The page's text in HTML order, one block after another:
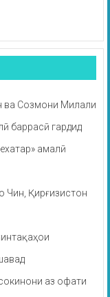
ва Созмони Милали
баррасӣ гардид
амалӣ
Чин, Қирғизистон
аз офати